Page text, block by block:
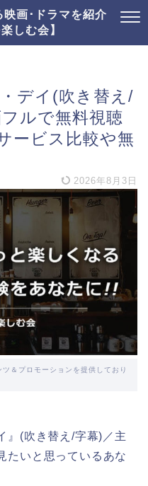
画･ドラマを紹介
しむ会】
デイ(吹き替え/
ルで無料視聴
ービス比較や無
2026年8月3日
＆プロモーションを提供しており
』(吹き替え/字幕)／主
たいと思っているあな